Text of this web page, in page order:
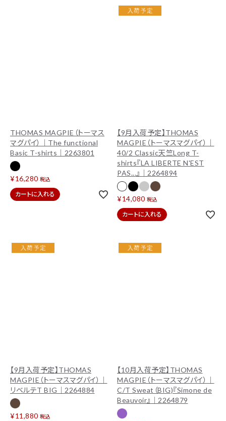
THOMAS MAGPIE（トーマス
マグパイ）｜The functional
Basic T-shirts｜2263801
¥16,280 税込
カートに入れる
【9月入荷予定】THOMAS
MAGPIE（トーマスマグパイ）｜
40/2 Classic天竺Long T-
shirts『LA LIBERTE N'EST
PAS...』｜2264894
¥14,080 税込
カートに入れる
【9月入荷予定】THOMAS
MAGPIE（トーマスマグパイ）｜
リベルテT BIG｜2264884
¥11,880 税込
【10月入荷予定】THOMAS
MAGPIE（トーマスマグパイ）｜
C/T Sweat（BIG)『Simone de
Beauvoir』｜2264879